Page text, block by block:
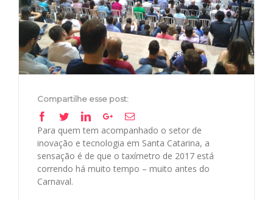
Compartilhe esse post:
Facebook
TwitterLinkedinGoogle+Email
Para quem tem acompanhado o setor de
inovação e tecnologia em Santa Catarina, a
sensação é de que o taxímetro de 2017 está
correndo há muito tempo – muito antes do
Carnaval.